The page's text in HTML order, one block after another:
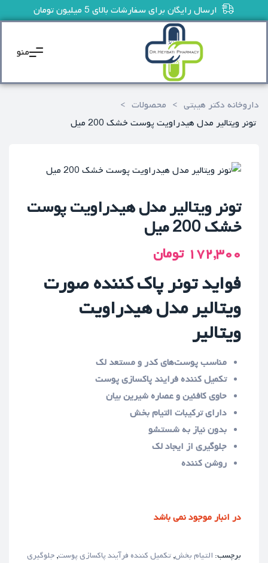
ارسال رایگان برای سفارشات بالای 5 میلیون تومان
منو
داروخانه دکتر هیبتی > محصولات >
تونر ویتالیر مدل هیدراویت پوست خشک 200 میل
تونر ویتالیر مدل هیدراویت پوست
خشک 200 میل
۱۷۲,۳۰۰ تومان
فواید تونر پاک کننده صورت
ویتالیر مدل هیدراویت
ویتالیر
مناسب پوست‌های کدر و مستعد لک
تکمیل کننده فرایند پاکسازی پوست
حاوی کافئین و عصاره شیرین بیان
دارای ترکیبات التیام بخش
بدون نیاز به شستشو
جلوگیری از ایجاد لک
روشن کننده
در انبار موجود نمی باشد
برچسب: التیام بخش,تکمیل کننده فرآیند پاکسازی پوست,جلوگیری